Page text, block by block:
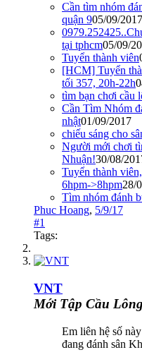
Cần tìm nhóm
quận 905/09/2017
tại tphcm05/09/
Tuyển thành viên
[HCM] Tuyển
tối 357, 20h-22h
tìm bạn chơi cầu
Cần Tìm Nhóm
nhật01/09/2017
chiếu sáng cho
Người mới chơi
Nhuận!30/08/
Tuyển thành
6hpm->8hpm28/
Tìm nhóm đánh
Phuc Hoang, 5/9/17
#1
Tags:
VNT
Mới Tập Cầu Lông
Em liên hệ số
đang đánh sân